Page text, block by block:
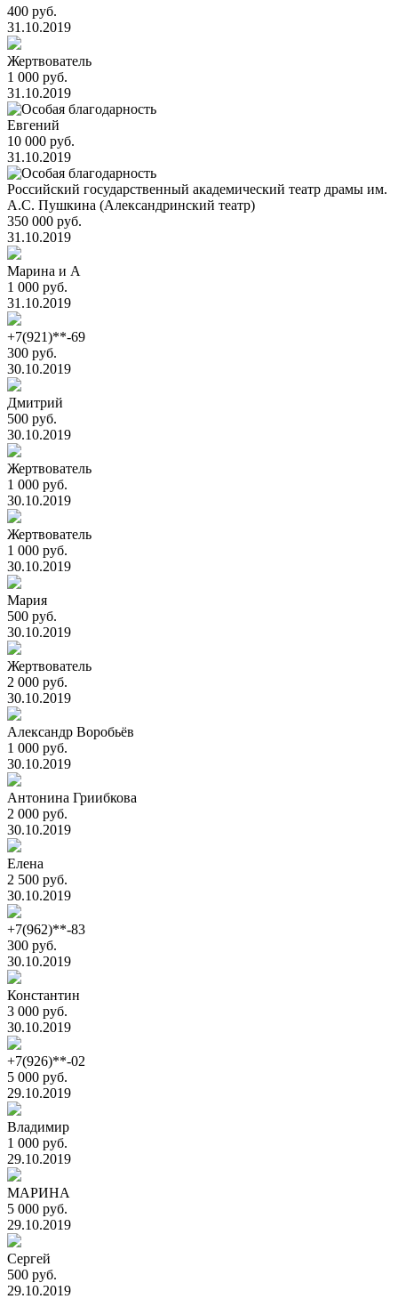
400 руб.
31.10.2019
Жертвователь
1 000 руб.
31.10.2019
Евгений
10 000 руб.
31.10.2019
Российский государственный академический театр драмы им.
А.С. Пушкина (Александринский театр)
350 000 руб.
31.10.2019
Марина и А
1 000 руб.
31.10.2019
+7(921)**-69
300 руб.
30.10.2019
Дмитрий
500 руб.
30.10.2019
Жертвователь
1 000 руб.
30.10.2019
Жертвователь
1 000 руб.
30.10.2019
Мария
500 руб.
30.10.2019
Жертвователь
2 000 руб.
30.10.2019
Александр Воробьёв
1 000 руб.
30.10.2019
Антонина Гриибкова
2 000 руб.
30.10.2019
Елена
2 500 руб.
30.10.2019
+7(962)**-83
300 руб.
30.10.2019
Константин
3 000 руб.
30.10.2019
+7(926)**-02
5 000 руб.
29.10.2019
Владимир
1 000 руб.
29.10.2019
МАРИНА
5 000 руб.
29.10.2019
Сергей
500 руб.
29.10.2019